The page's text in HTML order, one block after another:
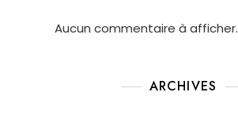
Aucun commentaire à afficher.
ARCHIVES